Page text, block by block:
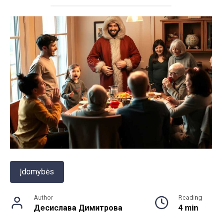
Įdomybės
Author
Десислава Димитрова
Reading
4 min